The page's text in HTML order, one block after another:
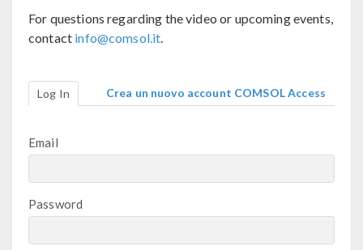
For questions regarding the video or upcoming events,
contact info@comsol.it.
Log In Crea un nuovo account COMSOL Access
Email
Password